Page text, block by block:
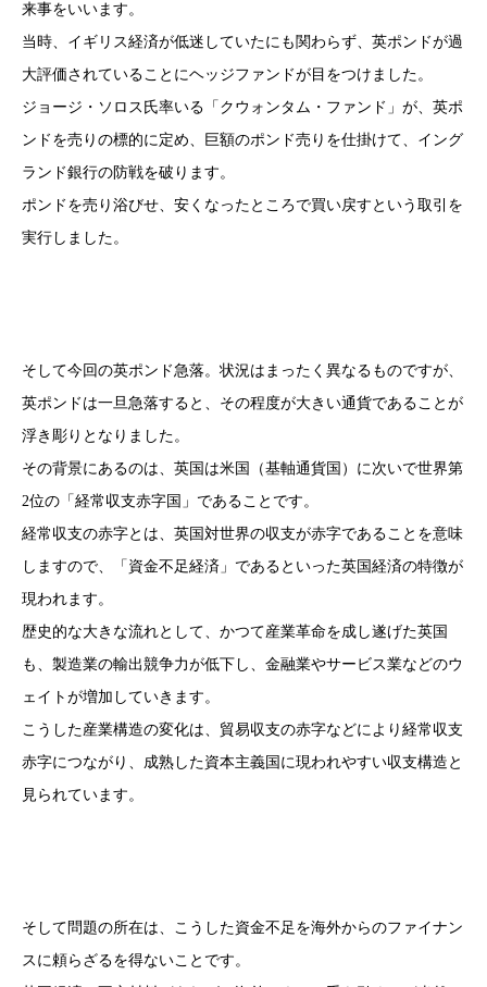
来事をいいます。
当時、イギリス経済が低迷していたにも関わらず、英ポンドが過
大評価されていることにヘッジファンドが目をつけました。
ジョージ・ソロス氏率いる「クウォンタム・ファンド」が、英ポ
ンドを売りの標的に定め、巨額のポンド売りを仕掛けて、イング
ランド銀行の防戦を破ります。
ポンドを売り浴びせ、安くなったところで買い戻すという取引を
実行しました。
そして今回の英ポンド急落。状況はまったく異なるものですが、
英ポンドは一旦急落すると、その程度が大きい通貨であることが
浮き彫りとなりました。
その背景にあるのは、英国は米国（基軸通貨国）に次いで世界第
2位の「経常収支赤字国」であることです。
経常収支の赤字とは、英国対世界の収支が赤字であることを意味
しますので、「資金不足経済」であるといった英国経済の特徴が
現われます。
歴史的な大きな流れとして、かつて産業革命を成し遂げた英国
も、製造業の輸出競争力が低下し、金融業やサービス業などのウ
ェイトが増加していきます。
こうした産業構造の変化は、貿易収支の赤字などにより経常収支
赤字につながり、成熟した資本主義国に現われやすい収支構造と
見られています。
そして問題の所在は、こうした資金不足を海外からのファイナン
スに頼らざるを得ないことです。